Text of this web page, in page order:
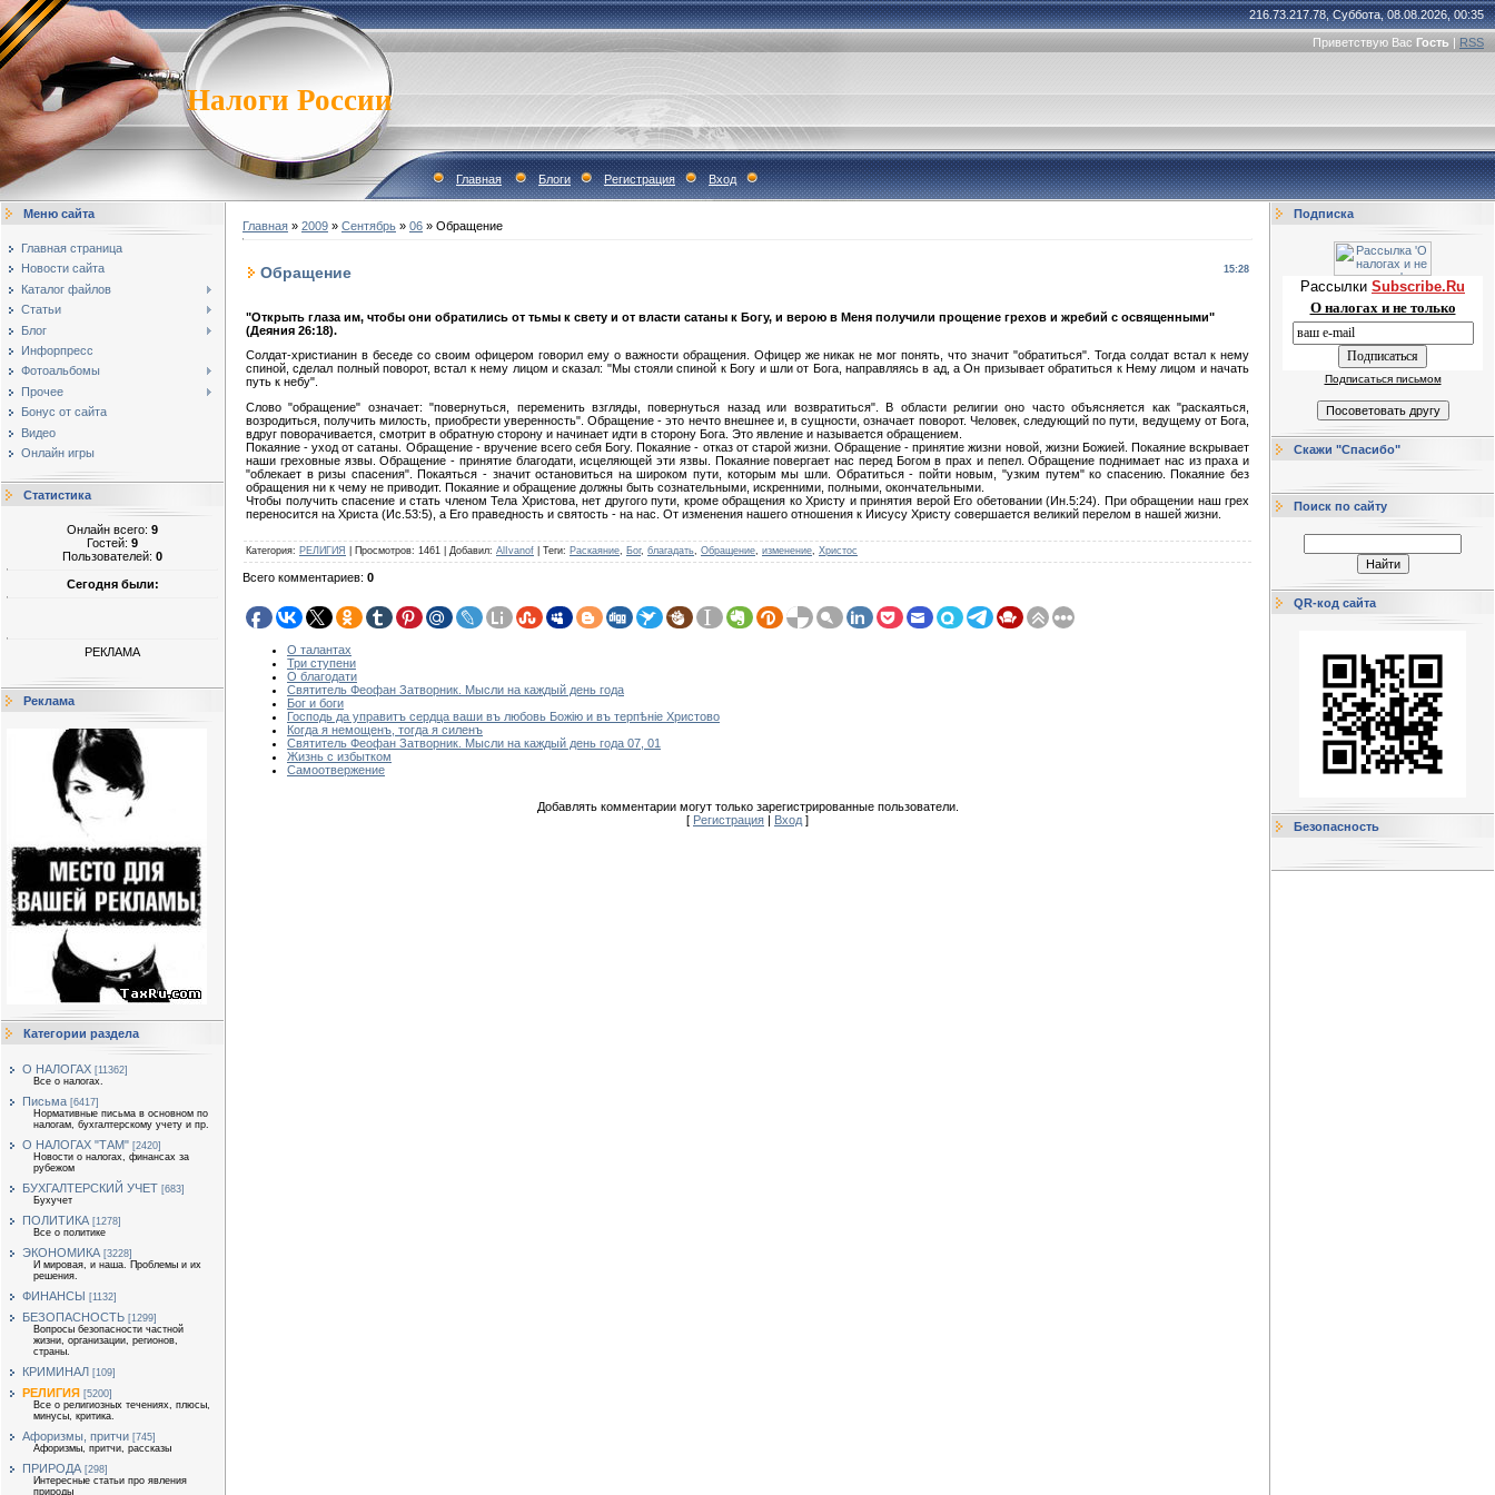
Налоги России
216.73.217.78, Суббота, 08.08.2026, 00:35
Приветствую Вас Гость | RSS
Главная Блоги Регистрация Вход
Меню сайта
Главная страница
Новости сайта
Каталог файлов
Статьи
Блог
Инфорпресс
Фотоальбомы
Прочее
Бонус от сайта
Видео
Онлайн игры
Статистика
Онлайн всего: 9
Гостей: 9
Пользователей: 0
Сегодня были:
РЕКЛАМА
Реклама
Категории раздела
О НАЛОГАХ [11362]
Все о налогах.
Письма [6417]
Нормативные письма в основном по
налогам, бухгалтерскому учету и пр.
О НАЛОГАХ "ТАМ" [2420]
Новости о налогах, финансах за
рубежом
БУХГАЛТЕРСКИЙ УЧЕТ [683]
Бухучет
ПОЛИТИКА [1278]
Все о политике
ЭКОНОМИКА [3228]
И мировая, и наша. Проблемы и их
решения.
ФИНАНСЫ [1132]
БЕЗОПАСНОСТЬ [1299]
Вопросы безопасности частной
жизни, организации, регионов,
страны.
КРИМИНАЛ [109]
РЕЛИГИЯ [5200]
Все о религиозных течениях, плюсы,
минусы, критика.
Афоризмы, притчи [745]
Афоризмы, притчи, рассказы
ПРИРОДА [298]
Интересные статьи про явления
природы
Главная » 2009 » Сентябрь » 06 » Обращение
15:28
Обращение
"Открыть глаза им, чтобы они обратились от тьмы к свету и от власти сатаны к Богу, и верою в Меня получили прощение грехов и жребий с освященными"
(Деяния 26:18).
Солдат-христианин в беседе со своим офицером говорил ему о важности обращения. Офицер же никак не мог понять, что значит "обратиться". Тогда солдат встал к нему
спиной, сделал полный поворот, встал к нему лицом и сказал: "Мы стояли спиной к Богу и шли от Бога, направляясь в ад, а Он призывает обратиться к Нему лицом и начать
путь к небу".
Слово "обращение" означает: "повернуться, переменить взгляды, повернуться назад или возвратиться". В области религии оно часто объясняется как "раскаяться,
возродиться, получить милость, приобрести уверенность". Обращение - это нечто внешнее и, в сущности, означает поворот. Человек, следующий по пути, ведущему от Бога,
вдруг поворачивается, смотрит в обратную сторону и начинает идти в сторону Бога. Это явление и называется обращением.
Покаяние - уход от сатаны. Обращение - вручение всего себя Богу. Покаяние - отказ от старой жизни. Обращение - принятие жизни новой, жизни Божией. Покаяние вскрывает
наши греховные язвы. Обращение - принятие благодати, исцеляющей эти язвы. Покаяние повергает нас перед Богом в прах и пепел. Обращение поднимает нас из праха и
"облекает в ризы спасения". Покаяться - значит остановиться на широком пути, которым мы шли. Обратиться - пойти новым, "узким путем" ко спасению. Покаяние без
обращения ни к чему не приводит. Покаяние и обращение должны быть сознательными, искренними, полными, окончательными.
Чтобы получить спасение и стать членом Тела Христова, нет другого пути, кроме обращения ко Христу и принятия верой Его обетовании (Ин.5:24). При обращении наш грех
переносится на Христа (Ис.53:5), а Его праведность и святость - на нас. От изменения нашего отношения к Иисусу Христу совершается великий перелом в нашей жизни.
Категория: РЕЛИГИЯ Просмотров: 1461 Добавил: AlIvanof Теги: Раскаяние Бог, благадать Обращение изменение Христос
Всего комментариев: 0
О талантах
Три ступени
О благодати
Святитель Феофан Затворник. Мысли на каждый день года
Бог и боги
Господь да управитъ сердца ваши въ любовь Божiю и въ терпѣнiе Христово
Когда я немощенъ, тогда я силенъ
Святитель Феофан Затворник. Мысли на каждый день года 07, 01
Жизнь с избытком
Самоотвержение
Добавлять комментарии могут только зарегистрированные пользователи.
[ Регистрация | Вход ]
Подписка
Рассылки Subscribe.Ru
О налогах и не только
Подписаться письмом
Скажи "Спасибо"
Поиск по сайту
QR-код сайта
Безопасность